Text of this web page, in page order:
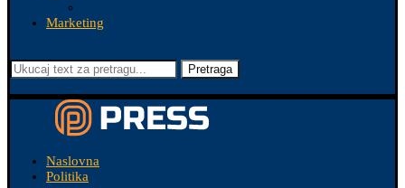
Marketing
Pretraga
Naslovna
Politika